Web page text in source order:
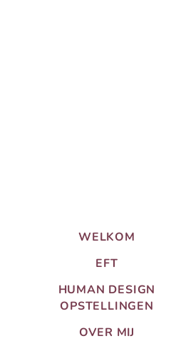
WELKOM
EFT
HUMAN DESIGN
OPSTELLINGEN
OVER MIJ